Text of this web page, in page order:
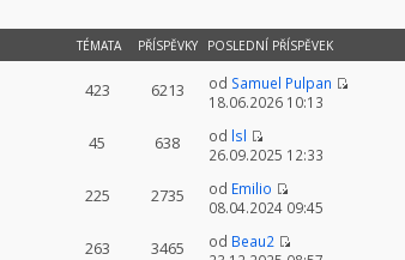
TÉMATA PŘÍSPĚVKY POSLEDNÍ PŘÍSPĚVEK
423 6213 od Samuel Pulpan
18.06.2026 10:13
45 638 od lsl
26.09.2025 12:33
225 2735 od Emilio
08.04.2024 09:45
263 3465 od Beau2